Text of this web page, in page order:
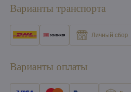
Варианты транспорта
Личный сбор
Варианты оплаты